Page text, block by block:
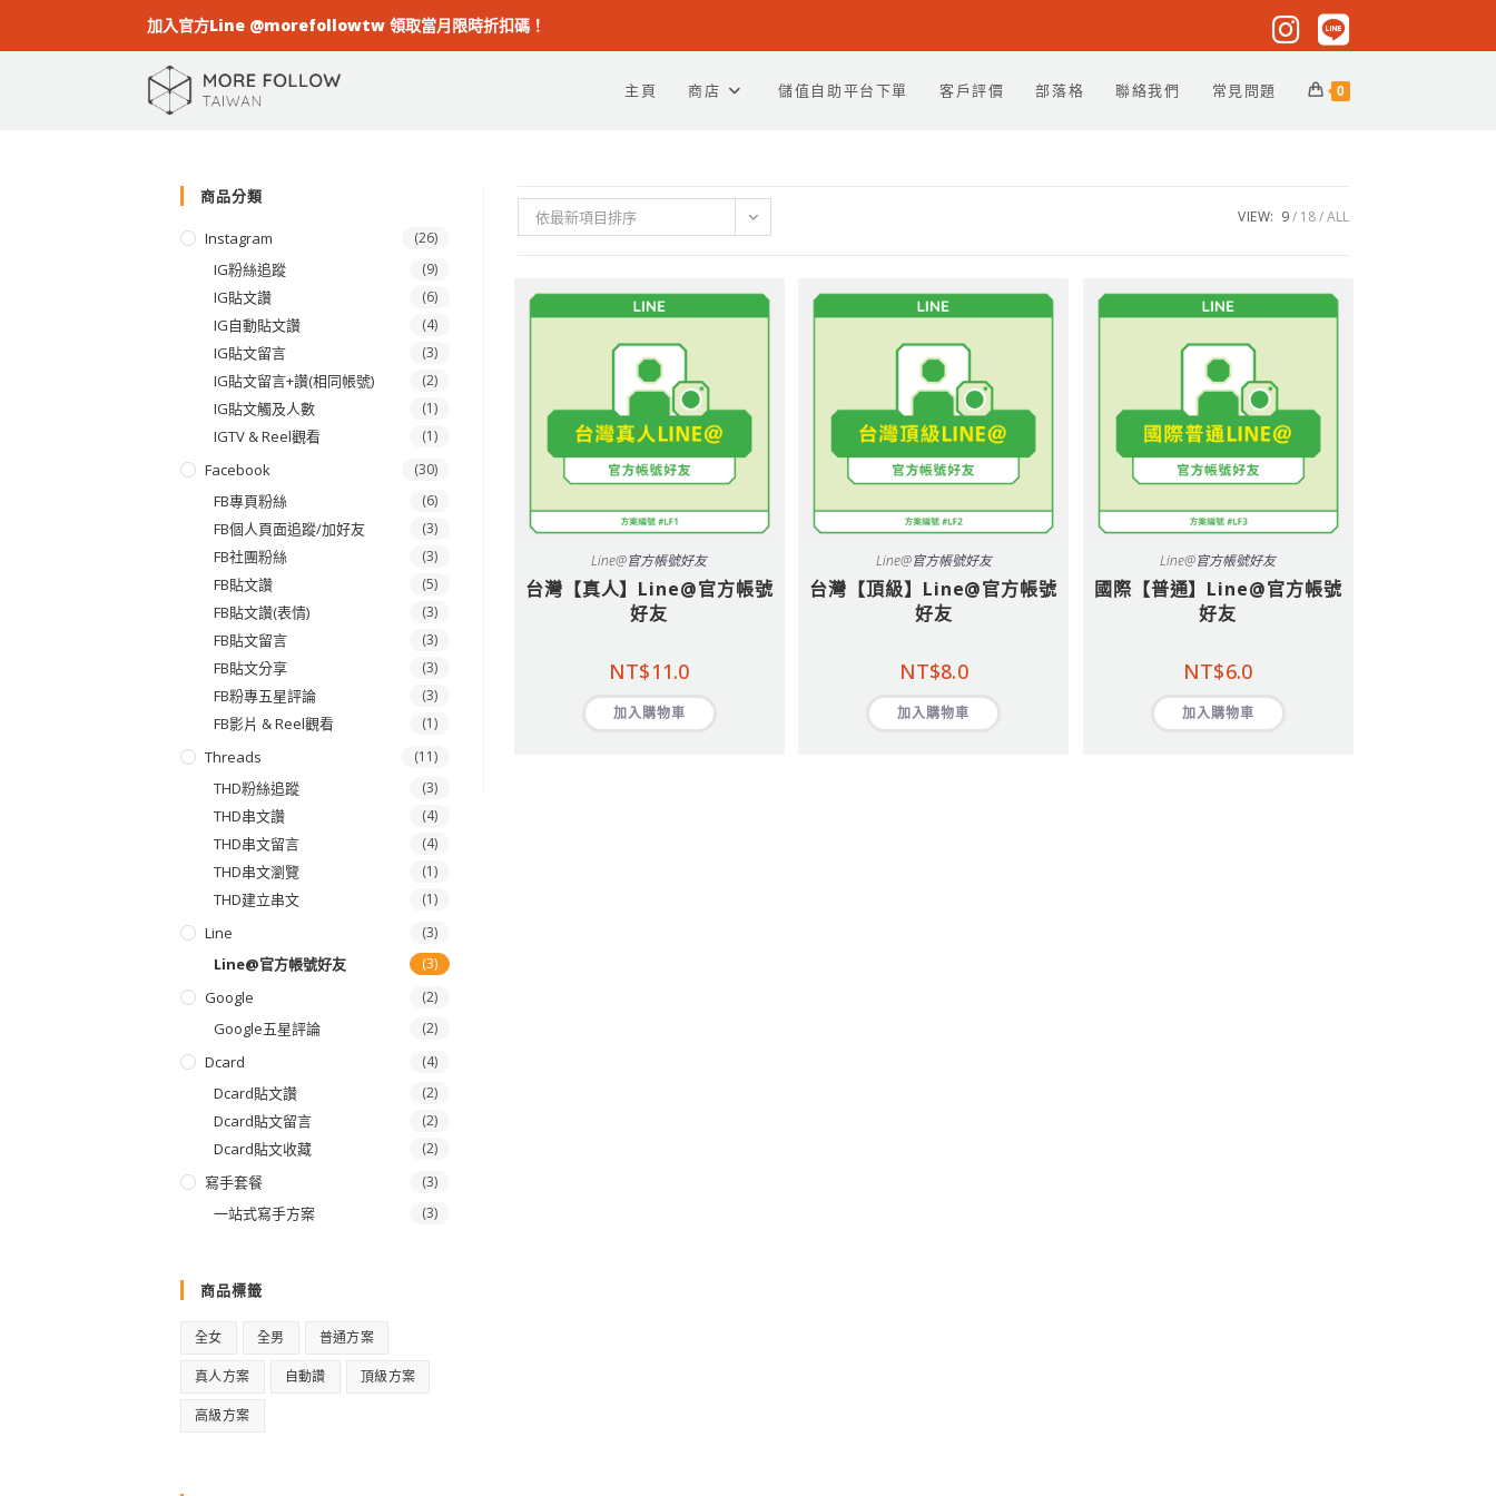
加入官方Line @morefollowtw 領取當月限時折扣碼！
主頁 商店 儲值自助平台下單 客戶評價 部落格 聯絡我們 常見問題 0
依最新項目排序 VIEW: 9 18 ALL
Line@官方帳號好友
台灣【真人】Line@官方帳號
好友
NT$11.0
加入購物車
Line@官方帳號好友
台灣【頂級】Line@官方帳號
好友
NT$8.0
加入購物車
Line@官方帳號好友
國際【普通】Line@官方帳號
好友
NT$6.0
加入購物車
商品分類
Instagram (26)
IG粉絲追蹤 (9)
IG貼文讚 (6)
IG自動貼文讚 (4)
IG貼文留言 (3)
IG貼文留言+讚(相同帳號) (2)
IG貼文觸及人數 (1)
IGTV & Reel觀看 (1)
Facebook (30)
FB專頁粉絲 (6)
FB個人頁面追蹤/加好友 (3)
FB社團粉絲 (3)
FB貼文讚 (5)
FB貼文讚(表情) (3)
FB貼文留言 (3)
FB貼文分享 (3)
FB粉專五星評論 (3)
FB影片 & Reel觀看 (1)
Threads (11)
THD粉絲追蹤 (3)
THD串文讚 (4)
THD串文留言 (4)
THD串文瀏覽 (1)
THD建立串文 (1)
Line (3)
Line@官方帳號好友 (3)
Google (2)
Google五星評論 (2)
Dcard (4)
Dcard貼文讚 (2)
Dcard貼文留言 (2)
Dcard貼文收藏 (2)
寫手套餐 (3)
一站式寫手方案 (3)
商品標籤
全女 全男 普通方案
真人方案 自動讚 頂級方案
高級方案